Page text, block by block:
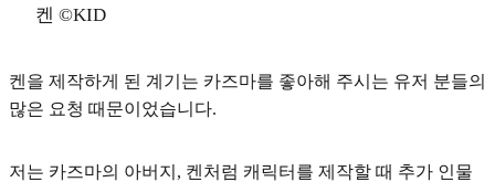
켄 ©KID
켄을 제작하게 된 계기는 카즈마를 좋아해 주시는 유저 분들의
많은 요청 때문이었습니다.
저는 카즈마의 아버지, 켄처럼 캐릭터를 제작할 때 추가 인물